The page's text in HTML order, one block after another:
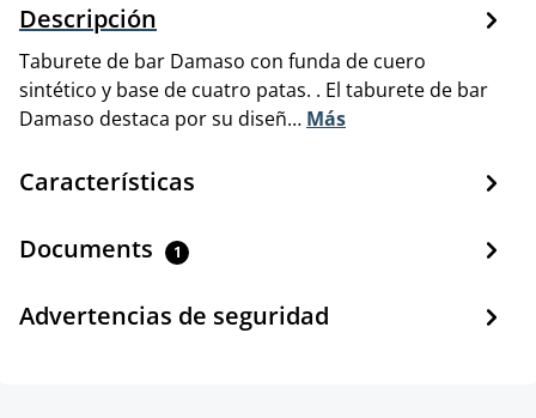
Descripción
Taburete de bar Damaso con funda de cuero
sintético y base de cuatro patas. . El taburete de bar
Damaso destaca por su diseñ… Más
Características
Documents 1
Advertencias de seguridad